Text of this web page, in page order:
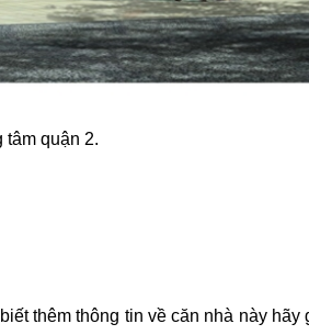
tâm quận 2.
thêm thông tin về căn nhà này hãy